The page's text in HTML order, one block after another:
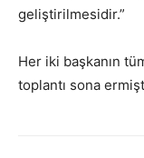
geliştirilmesidir.”
Her iki başkanın
toplantı sona